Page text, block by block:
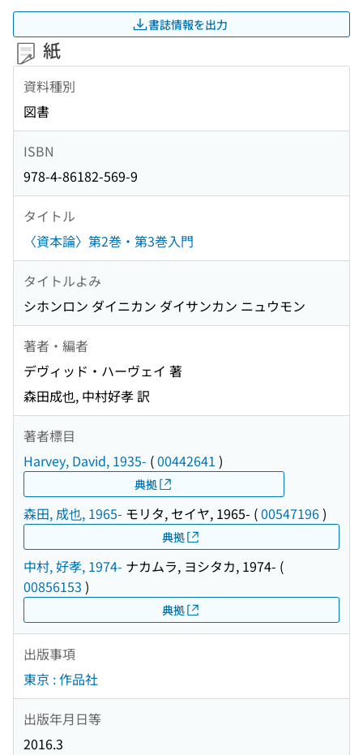
書誌情報を出力
紙
資料種別
図書
ISBN
978-4-86182-569-9
タイトル
〈資本論〉第2巻・第3巻入門
タイトルよみ
シホンロン ダイニカン ダイサンカン ニュウモン
著者・編者
デヴィッド・ハーヴェイ 著
森田成也, 中村好孝 訳
著者標目
Harvey, David, 1935- (00442641 )
典拠
森田, 成也, 1965- モリタ, セイヤ, 1965- (00547196)
典拠
中村, 好孝, 1974- ナカムラ, ヨシタカ, 1974- (
00856153 )
典拠
出版事項
東京 : 作品社
出版年月日等
2016.3